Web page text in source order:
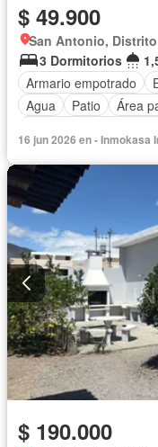
$ 49.900
San Antonio,
3 Dormitorios
Armario empotrado
Agua
Patio Área
16 jun 2026 en - Inmokasa
$ 190.000